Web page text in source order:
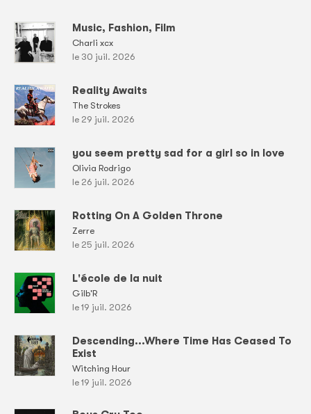
Music, Fashion, Film
Charli xcx
le 30 juil. 2026
Reality Awaits
The Strokes
le 29 juil. 2026
you seem pretty sad for a girl so in love
Olivia Rodrigo
le 26 juil. 2026
Rotting On A Golden Throne
Zerre
le 25 juil. 2026
L'école de la nuit
Gilb'R
le 19 juil. 2026
Descending...Where Time Has Ceased To
Exist
Witching Hour
le 19 juil. 2026